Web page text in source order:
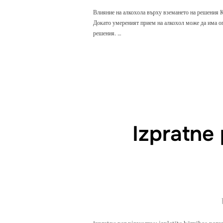
Влияние на алкохола върху вземането на решения
Докато умереният прием на алкохол може да има
решения. …
Izpratne